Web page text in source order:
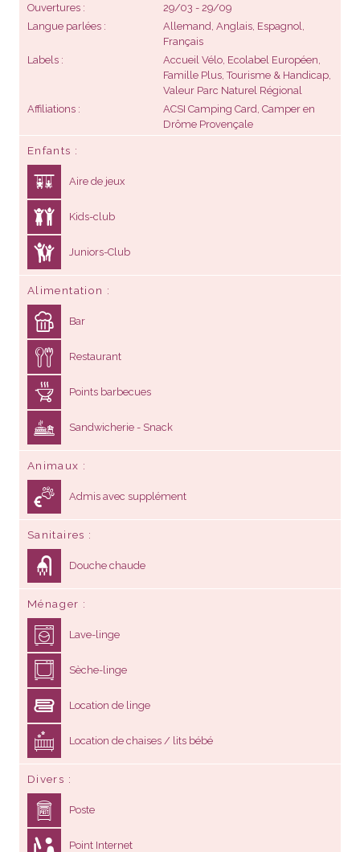
Ouvertures
29/03 - 29/09
Langue parlées
Allemand, Anglais, Espagnol,
Français
Labels
Accueil Vélo, Ecolabel Européen,
Famille Plus, Tourisme & Handicap,
Valeur Parc Naturel Régional
Affiliations
ACSI Camping Card, Camper en
Drôme Provençale
Enfants
Aire de jeux
Kids-club
Juniors-Club
Alimentation
Bar
Restaurant
Points barbecues
Sandwicherie - Snack
Animaux
Admis avec supplément
Sanitaires
Douche chaude
Ménager
Lave-linge
Sèche-linge
Location de linge
Location de chaises / lits bébé
Divers
Poste
Point Internet